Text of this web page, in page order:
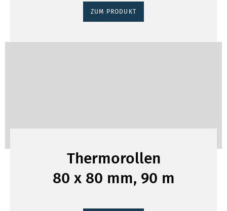
ZUM PRODUKT
Thermorollen
80 x 80 mm, 90 m